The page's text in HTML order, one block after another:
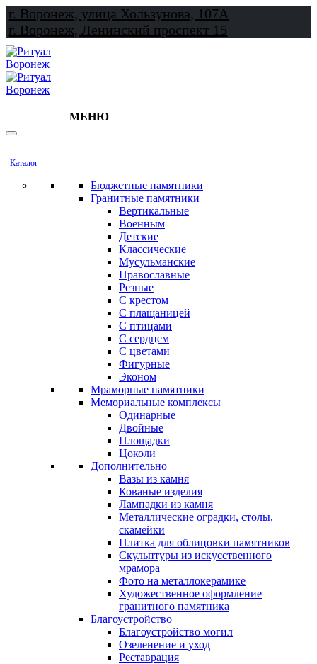
г. Воронеж, улица Хользунова, 107А
г. Воронеж, Ленинский проспект 15
МЕНЮ
Каталог
Бюджетные памятники
Гранитные памятники
Вертикальные
Военным
Детские
Классические
Мусульманские
Православные
Резные
С крестом
С плащаницей
С птицами
С сердцем
С цветами
Фигурные
Эконом
Мраморные памятники
Мемориальные комплексы
Одинарные
Двойные
Площадки
Цоколи
Дополнительно
Вазы из камня
Кованые изделия
Лампадки из камня
Металлические оградки, столы,
скамейки
Плитка для облицовки памятников
Скульптуры из искусственного
мрамора
Фото на металлокерамике
Художественное оформление
гранитного памятника
Благоустройство
Благоустройство могил
Озеленение и уход
Реставрация